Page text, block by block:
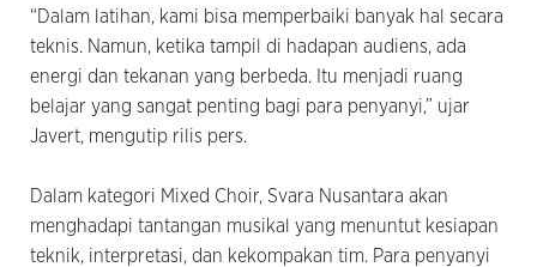
“Dalam latihan, kami bisa memperbaiki banyak hal secara
teknis. Namun, ketika tampil di hadapan audiens, ada
energi dan tekanan yang berbeda. Itu menjadi ruang
belajar yang sangat penting bagi para penyanyi,” ujar
Javert, mengutip rilis pers.
Dalam kategori Mixed Choir, Svara Nusantara akan
menghadapi tantangan musikal yang menuntut kesiapan
teknik, interpretasi, dan kekompakan tim. Para penyanyi